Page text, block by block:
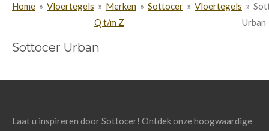
Home » Vloertegels » Merken
Q t/m Z
» Sottocer » Vloertegels »
Urban
Sottocer Urban
Laat u inspireren door Sottocer! Ontdek onze hoogwaardige